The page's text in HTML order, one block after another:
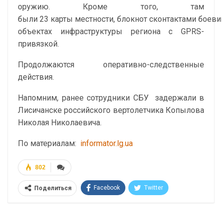
оружию. Кроме того, там
были 23 карты местности, блокнот сконтактами
объектах инфраструктуры региона с GPRS-
привязкой.
Продолжаются оперативно-следственные
действия.
Напомним, ранее сотрудники СБУ задержали в
Лисичанске российского вертолетчика Копылова
Николая Николаевича.
По материалам: informator.lg.ua
802
Поделиться Facebook Twitter